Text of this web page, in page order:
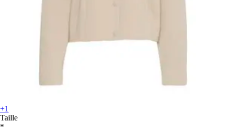
+1
Taille
*